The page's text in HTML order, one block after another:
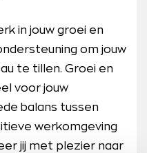
in jouw groei en
om jouw
te tillen. Groei en
voor jouw
balans tussen
werkomgeving
jij met plezier naar